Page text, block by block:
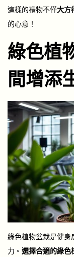
這樣的禮物不僅大方
的心意！
綠色植
間增添
綠色植物盆栽是健
力。 選擇合適的綠色